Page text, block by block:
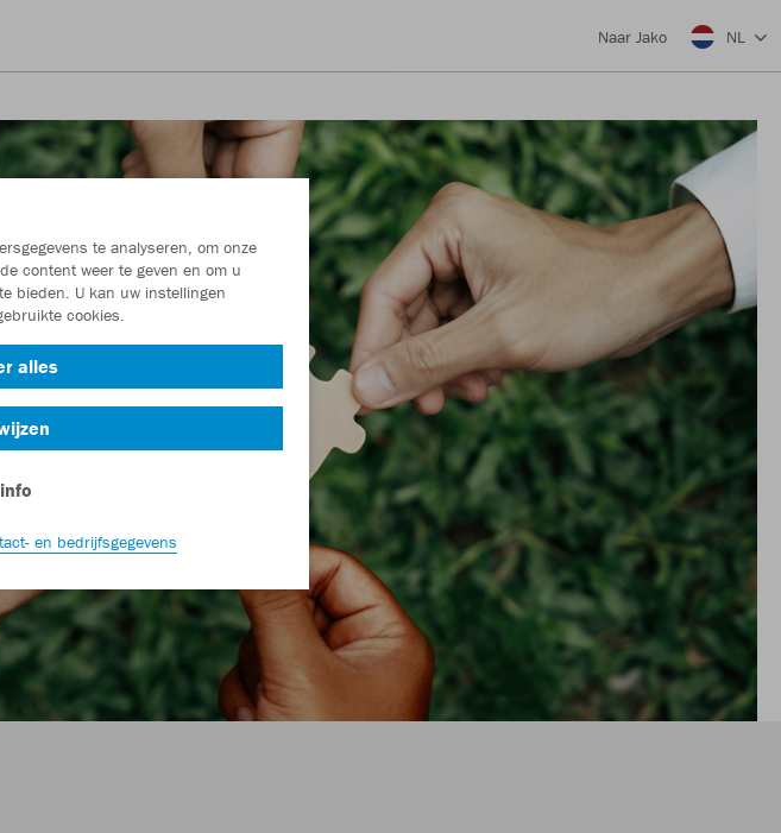
Naar Jako NL
te analyseren, om onze
content weer te geven en om u
bieden. U kan uw instellingen
cookies.
alles
en bedrijfsgegevens